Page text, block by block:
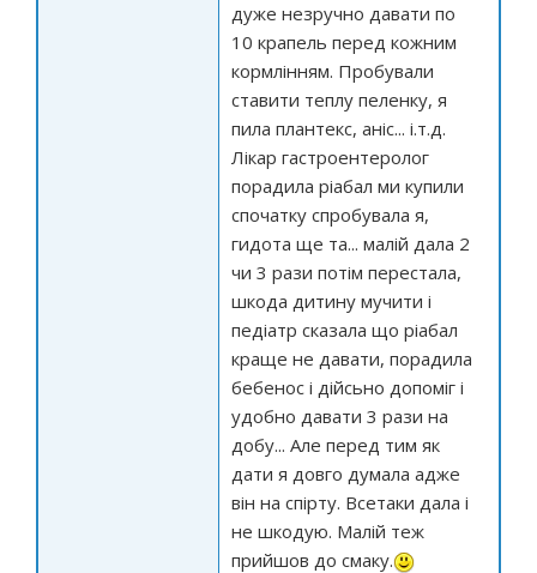
дуже незручно давати по
10 крапель перед кожним
кормлінням. Пробували
ставити теплу пеленку, я
пила плантекс, аніс... і.т.д.
Лікар гастроентеролог
порадила ріабал ми купили
спочатку спробувала я,
гидота ще та... малій дала 2
чи 3 рази потім перестала,
шкода дитину мучити і
педіатр сказала що ріабал
краще не давати, порадила
бебенос і дійсьно допоміг і
удобно давати 3 рази на
добу... Але перед тим як
дати я довго думала адже
він на спірту. Всетаки дала і
не шкодую. Малій теж
прийшов до смаку.